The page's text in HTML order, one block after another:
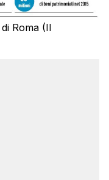
Roma (Il